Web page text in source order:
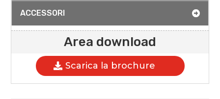
ACCESSORI
Area download
Scarica la brochure